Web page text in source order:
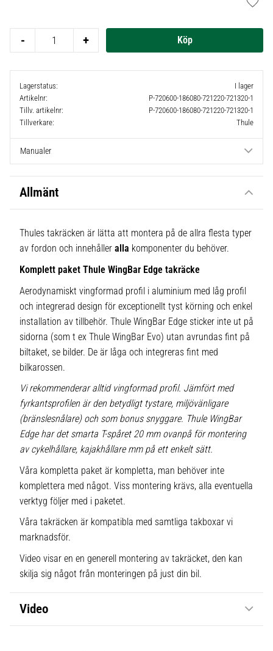
+
-
Lagerstatus
I lager
Artikelnr
P-720600-186080-721220-721320-1
Tillv. artikelnr
P-720600-186080-721220-721320-1
Tillverkare
Thule
Manualer
Allmänt
Thules takräcken är lätta att montera på de allra flesta typer
av fordon och innehåller alla komponenter du behöver.
Komplett paket Thule WingBar Edge takräcke
Aerodynamiskt vingformad profil i aluminium med låg profil
och integrerad design för exceptionellt tyst körning och enkel
installation av tillbehör. Thule WingBar Edge sticker inte ut på
sidorna (som t ex Thule WingBar Evo) utan avrundas fint på
biltaket, se bilder. De är låga och integreras fint med
bilkarossen.
Vi rekommenderar alltid vingformad profil. Jämfört med
fyrkantsprofilen är den betydligt tystare, miljövänligare
(bränslesnålare) och som bonus snyggare. Thule WingBar
Edge har det smarta T-spåret 20 mm ovanpå för montering
av cykelhållare, kajakhållare mm på ett enkelt sätt.
Våra kompletta paket är kompletta, man behöver inte
komplettera med något. Viss montering krävs, alla eventuella
verktyg följer med i paketet.
Våra takräcken är kompatibla med samtliga takboxar vi
marknadsför.
Video visar en en generell montering av takräcket, den kan
skilja sig något från monteringen på just din bil.
Video